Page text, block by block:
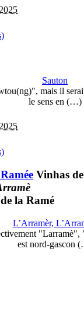
Sauton
mais il
le sens en (…)
Vinhas
la Ramé
L’Arramèr,
est nord-gascon